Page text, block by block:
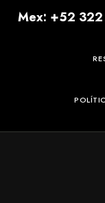
Mex: +52